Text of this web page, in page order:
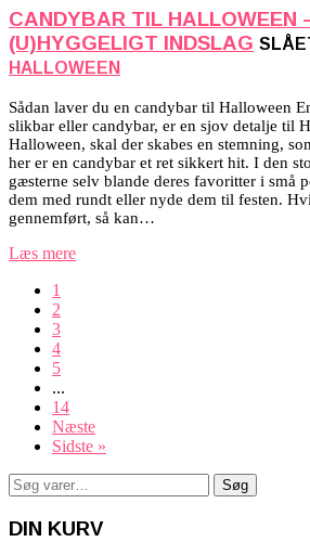
CANDYBAR TIL HALLOWEEN
(U)HYGGELIGT INDSLAG
HALLOWEEN
Sådan laver du en candybar til Halloween
slikbar eller candybar, er en sjov detalje til
Halloween, skal der skabes en stemning,
her er en candybar et ret sikkert hit. I den
gæsterne selv blande deres favoritter i små
dem med rundt eller nyde dem til festen.
gennemført, så kan…
Læs mere
1
2
3
4
5
...
14
Næste
Sidste »
Søg
efter:
Søg
DIN KURV